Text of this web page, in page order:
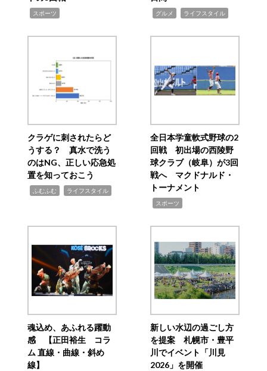
スポーツ グルメ ライフスタイル
クラゲに刺されたらど
うする？ 真水で洗う
のはNG、正しい応急処
置を知っておこう
ふむふむ ライフスタイル
全日本学童軟式野球の2
回戦 初出場の西陵野
球クラブ（岐阜）が3回
戦へ マクドナルド・
トーナメント
スポーツ
魂込め、あふれる躍動
感 【正田裕生 コラ
ム 直線・曲線・斜め
線】
新しい水辺の過ごし方
を提案 札幌市・豊平
川でイベント「川見
2026」を開催